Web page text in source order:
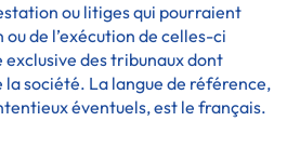
ou litiges qui pourraient
de l’exécution de celles-ci
des tribunaux dont
la société. La langue de référence,
éventuels, est le français.